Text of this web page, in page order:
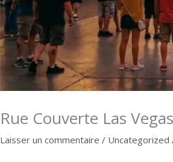
Rue Couverte Las
Laisser un commentaire / Uncategorized